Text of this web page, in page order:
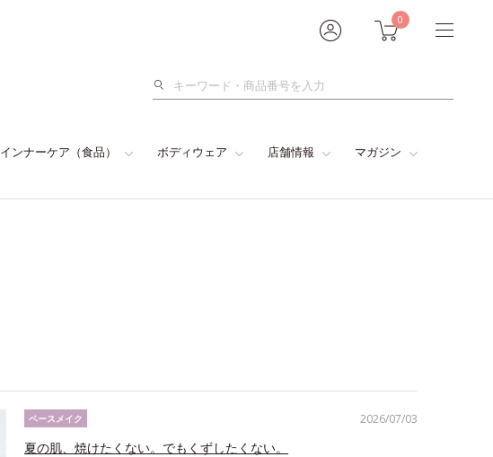
0
検
インナーケア（食品） ボディウェア 店舗情報 マガジン
2026/07/03
ベースメイク
夏の肌、焼けたくない。でもくずしたくない。